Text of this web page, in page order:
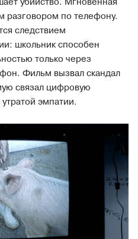
разговором по телефону.
следствием
школьник способен
только через
Фильм вызвал скандал
связал цифровую
эмпатии.